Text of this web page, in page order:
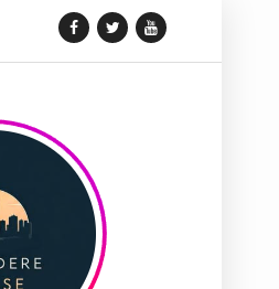
Edition del Carrera Chronograph in